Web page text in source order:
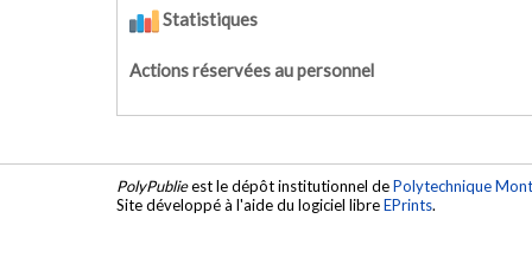
Statistiques
Actions réservées au personnel
PolyPublieest le dépôt institutionnel dePolytechnique
Site développé à l'aide du logiciel libreEPrints.